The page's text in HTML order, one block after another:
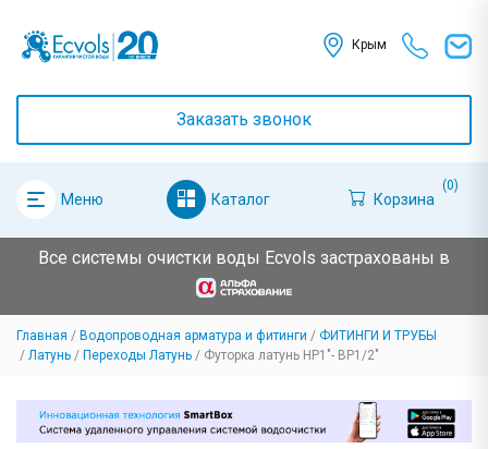
Крым
Заказать звонок
Меню Каталог Корзина
(0)
Все системы очистки воды Ecvols застрахованы в
Главная Водопроводная арматура и фитинги
ФИТИНГИ И ТРУБЫ
Латунь
Переходы Латунь Футорка латунь НР1"- ВР1/2"